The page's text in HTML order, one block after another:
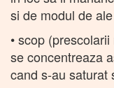
si de modul de
• scop
se concentreaza
cand s-au saturat